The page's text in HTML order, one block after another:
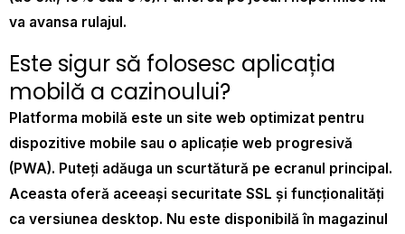
va avansa rulajul.
Este sigur să folosesc aplicația
mobilă a cazinoului?
Platforma mobilă este un site web optimizat pentru
dispozitive mobile sau o aplicație web progresivă
(PWA). Puteți adăuga un scurtătură pe ecranul principal.
Aceasta oferă aceeași securitate SSL și funcționalități
ca versiunea desktop. Nu este disponibilă în magazinul